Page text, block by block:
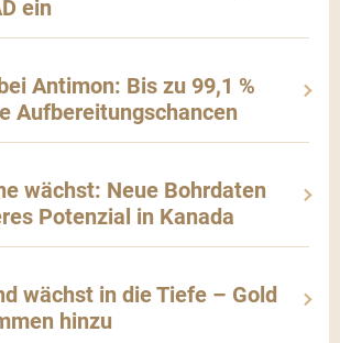
ein
Antimon: Bis zu 99,1 %
Aufbereitungschancen
wächst: Neue Bohrdaten
Potenzial in Kanada
wächst in die Tiefe – Gold
hinzu